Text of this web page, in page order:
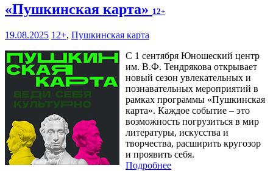
«Пушкинская карта» 12+
19.08.2025 12+, Пушкинская карта
С 1 сентября Юношеский центр
им. В.Ф. Тендрякова открывает
новый сезон увлекательных и
познавательных мероприятий в
рамках программы «Пушкинская
карта». Каждое событие – это
возможность погрузиться в мир
литературы, искусства и
творчества, расширить кругозор
и проявить себя.
Подробнее